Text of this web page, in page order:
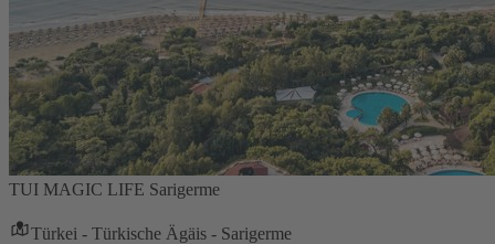
TUI MAGIC LIFE Sarigerme
Türkei - Türkische Ägäis - Sarigerme